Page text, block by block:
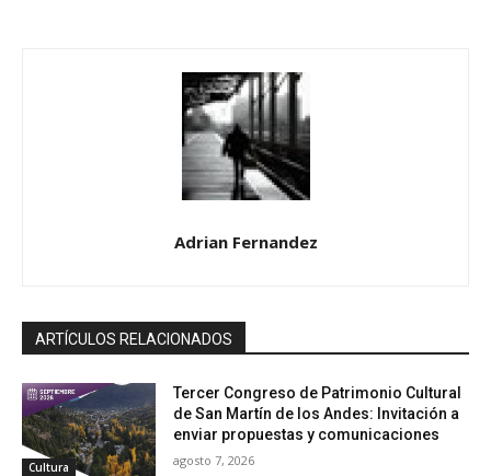
Adrian Fernandez
ARTÍCULOS RELACIONADOS
Cultura
Tercer Congreso de Patrimonio Cultural
de San Martín de los Andes: Invitación a
enviar propuestas y comunicaciones
agosto 7, 2026